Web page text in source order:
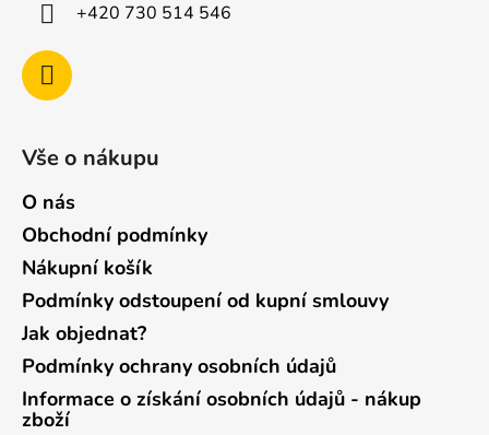
+420 730 514 546
Vše o nákupu
O nás
Obchodní podmínky
Nákupní košík
Podmínky odstoupení od kupní smlouvy
Jak objednat?
Podmínky ochrany osobních údajů
Informace o získání osobních údajů - nákup
zboží